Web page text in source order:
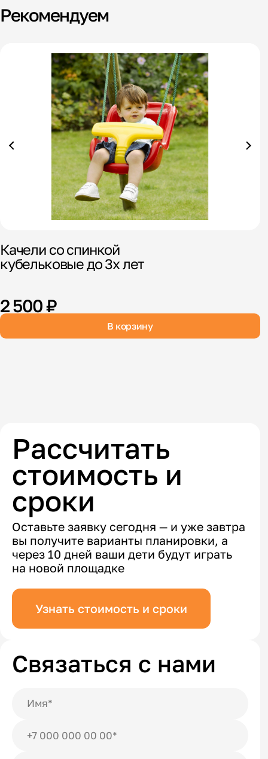
Рекомендуем
Качели со спинкой
кубельковые до 3х лет
2 500 ₽
В корзину
Рассчитать
стоимость и
сроки
Оставьте заявку сегодня — и уже завтра
вы получите варианты планировки, а
через 10 дней ваши дети будут играть
на новой площадке
Узнать стоимость и сроки
Связаться с нами